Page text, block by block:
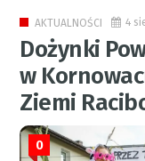
AKTUALNOŚCI 4
Dożynki
w
Ziemi
0